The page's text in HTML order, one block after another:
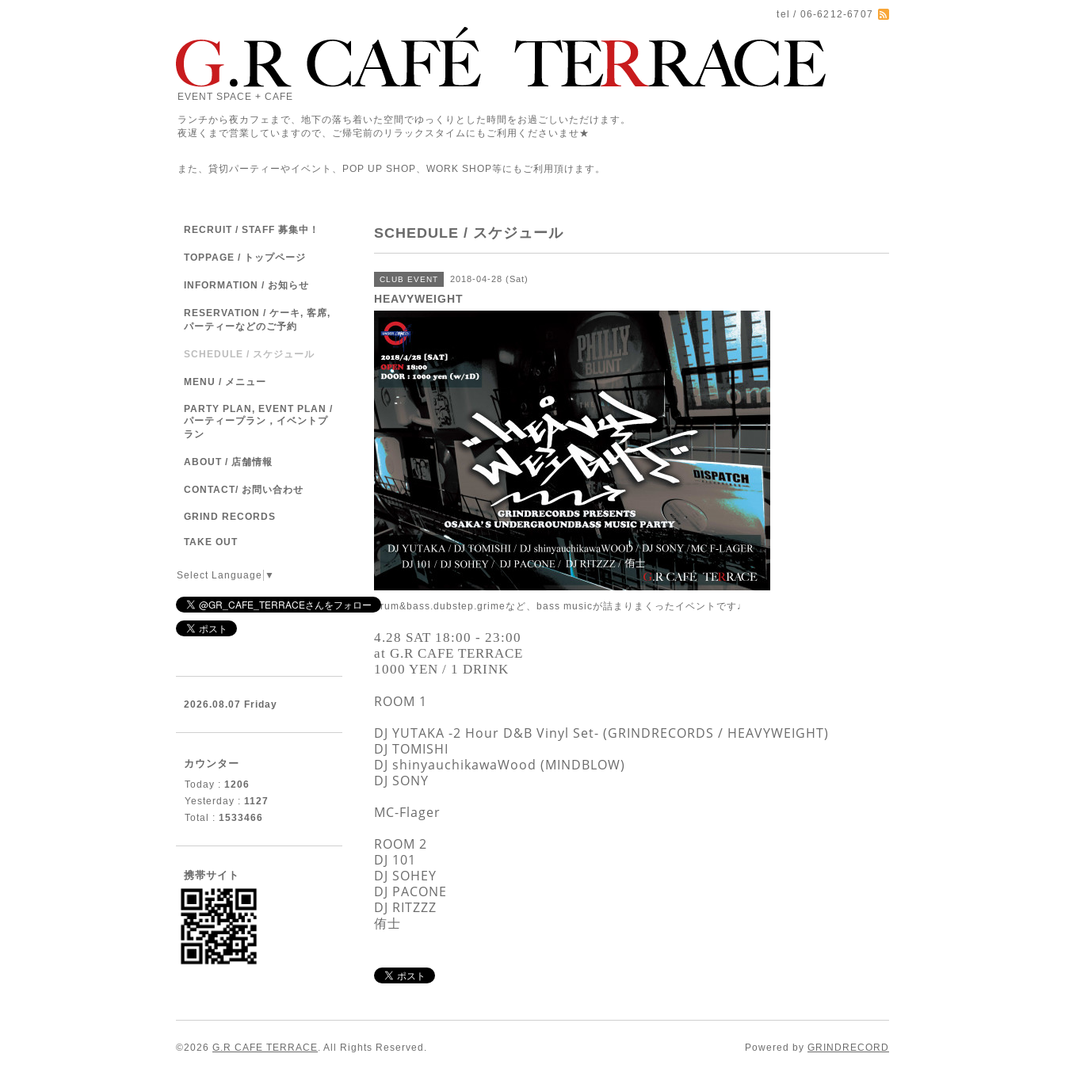
tel / 06-6212-6707
EVENT SPACE + CAFE
ランチから夜カフェまで、地下の落ち着いた空間でゆっくりとした時間をお過ごしいただけます。
夜遅くまで営業していますので、ご帰宅前のリラックスタイムにもご利用くださいませ★
また、貸切パーティーやイベント、POP UP SHOP、WORK SHOP等にもご利用頂けます。
SCHEDULE / スケジュール
CLUB EVENT 2018-04-28 (Sat)
HEAVYWEIGHT
drum&bass.dubstep.grimeなど、bass musicが詰まりまくったイベントです♩
4.28 SAT 18:00 - 23:00
at G.R CAFE TERRACE
1000 YEN / 1 DRINK
ROOM 1
DJ YUTAKA -2 Hour D&B Vinyl Set- (GRINDRECORDS / HEAVYWEIGHT)
DJ TOMISHI
DJ shinyauchikawaWood (MINDBLOW)
DJ SONY
MC-Flager
ROOM 2
DJ 101
DJ SOHEY
DJ PACONE
DJ RITZZZ
侑士
RECRUIT / STAFF 募集中！
TOPPAGE / トップページ
INFORMATION / お知らせ
RESERVATION / ケーキ, 客席,
パーティーなどのご予約
SCHEDULE / スケジュール
MENU / メニュー
PARTY PLAN, EVENT PLAN /
パーティープラン，イベントプ
ラン
ABOUT / 店舗情報
CONTACT/ お問い合わせ
GRIND RECORDS
TAKE OUT
Select Language ▼
2026.08.07 Friday
カウンター
Today : 1206
Yesterday : 1127
Total : 1533466
携帯サイト
©2026 G.R CAFE TERRACE. All Rights Reserved. Powered by GRINDRECORD